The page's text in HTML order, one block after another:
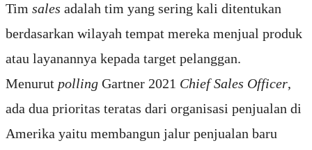
Tim sales adalah tim yang sering kali ditentukan
berdasarkan wilayah tempat mereka menjual produk
atau layanannya kepada target pelanggan.
Menurut polling Gartner 2021 Chief Sales Officer,
ada dua prioritas teratas dari organisasi penjualan di
Amerika yaitu membangun jalur penjualan baru